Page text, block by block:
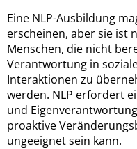
Eine NLP-Ausbildung
erscheinen, aber sie ist
Menschen, die nicht
Verantwortung in
Interaktionen zu
werden. NLP erfordert
und
proaktive
ungeeignet sein kann.